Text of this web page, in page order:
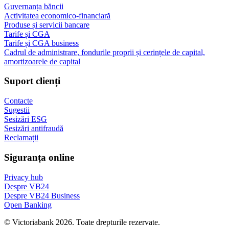
Guvernanța băncii
Activitatea economico-financiară
Produse și servicii bancare
Tarife și CGA
Tarife și CGA business
Cadrul de administrare, fondurile proprii și cerințele de capital,
amortizoarele de capital
Suport clienți
Contacte
Sugestii
Sesizări ESG
Sesizări antifraudă
Reclamații
Siguranța online
Privacy hub
Despre VB24
Despre VB24 Business
Open Banking
© Victoriabank 2026. Toate drepturile rezervate.